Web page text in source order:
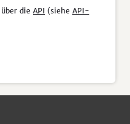
die API (siehe API-